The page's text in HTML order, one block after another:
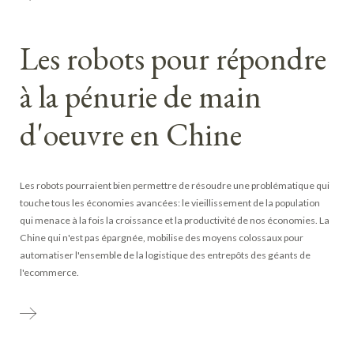
Les robots pour répondre
à la pénurie de main
d'oeuvre en Chine
Les robots pourraient bien permettre de résoudre une problématique qui
touche tous les économies avancées: le vieillissement de la population
qui menace à la fois la croissance et la productivité de nos économies. La
Chine qui n'est pas épargnée, mobilise des moyens colossaux pour
automatiser l'ensemble de la logistique des entrepôts des géants de
l'ecommerce.